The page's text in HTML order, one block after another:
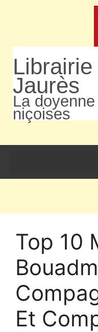
Librairie
Jaurès
La
niçoises
Top 10
Et